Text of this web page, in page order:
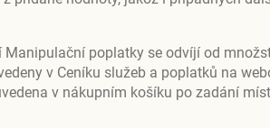
poplatky se odvíjí od
v Ceníku služeb a poplatků na
v nákupním košíku po zadání